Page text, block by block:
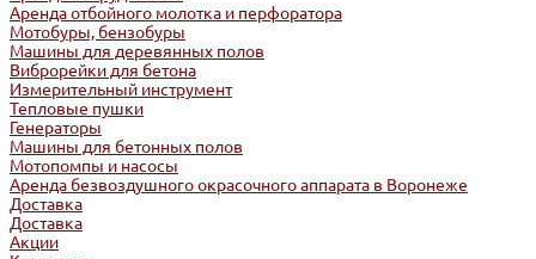
Аренда отбойного молотка и перфоратора
Мотобуры, бензобуры
Машины для деревянных полов
Виброрейки для бетона
Измерительный инструмент
Тепловые пушки
Генераторы
Машины для бетонных полов
Мотопомпы и насосы
Аренда безвоздушного окрасочного аппарата в Воронеже
Доставка
Доставка
Акции